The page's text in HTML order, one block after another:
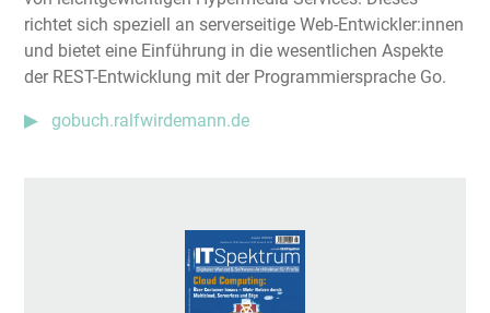
richtet sich speziell an serverseitige Web-Entwickler:innen
und bietet eine Einführung in die wesentlichen Aspekte
der REST-Entwicklung mit der Programmiersprache Go.
gobuch.ralfwirdemann.de